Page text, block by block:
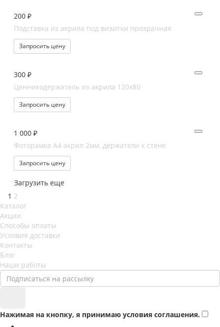
200 ₽
Подставка из акрила под визитки прозрачная
Запросить цену
300 ₽
Ценникодержатель из акрила 120х80
Запросить цену
1 000 ₽
Фоторамка А4 акрил 2мм, держатели к стене
Запросить цену
Загрузить еще
1 2
Каталог
Акции
Способы оплаты
Условия доставки
Контакты
Блог
Наши работы
Нажимая на кнопку, я принимаю условия соглашения.